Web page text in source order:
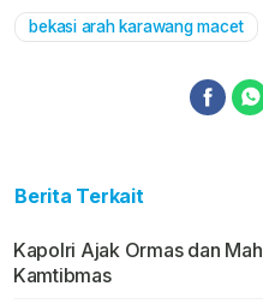
bekasi arah karawang macet
Berita Terkait
Kapolri Ajak Ormas dan
Kamtibmas